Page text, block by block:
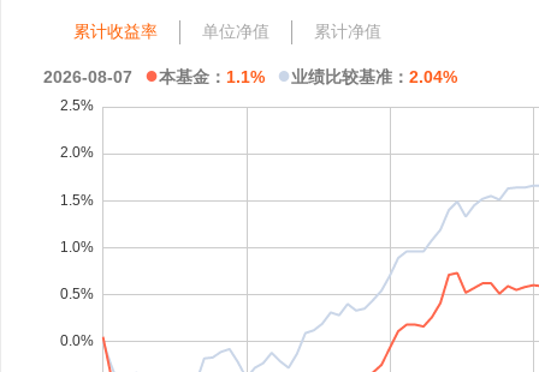
累计收益率 单位净值 累计净值
2026-08-07 ●本基金： 1.1% ●业绩比较基准： 2.04%